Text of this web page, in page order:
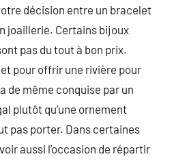
décision entre un bracelet
joaillerie. Certains bijoux
pas du tout à bon prix.
pour offrir une rivière pour
de même conquise par un
plutôt qu’une ornement
pas porter. Dans certaines
aussi l’occasion de répartir